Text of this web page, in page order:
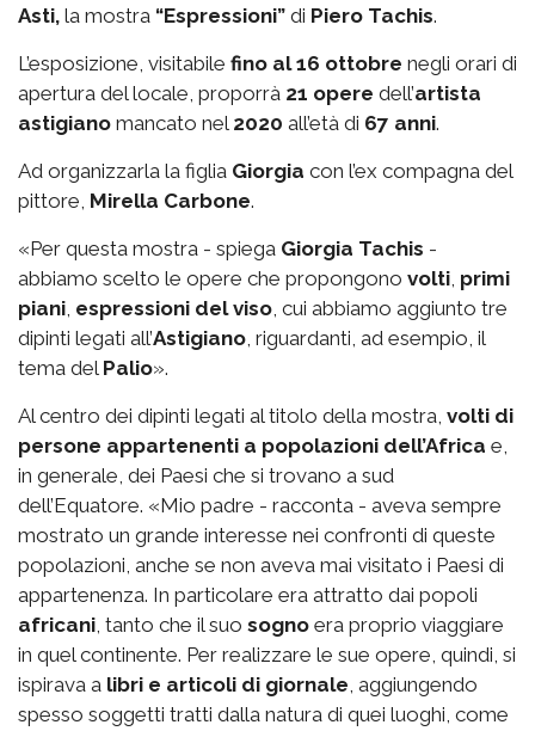
Asti, la mostra “Espressioni” di Piero Tachis.
L’esposizione, visitabile fino al 16 ottobre negli orari di
apertura del locale, proporrà 21 opere dell’artista
astigiano mancato nel 2020 all’età di 67 anni.
Ad organizzarla la figlia Giorgia con l’ex compagna del
pittore, Mirella Carbone.
«Per questa mostra - spiega Giorgia Tachis -
abbiamo scelto le opere che propongono volti, primi
piani, espressioni del viso, cui abbiamo aggiunto tre
dipinti legati all’Astigiano, riguardanti, ad esempio, il
tema del Palio».
Al centro dei dipinti legati al titolo della mostra, volti di
persone appartenenti a popolazioni dell’Africa e,
in generale, dei Paesi che si trovano a sud
dell’Equatore. «Mio padre - racconta - aveva sempre
mostrato un grande interesse nei confronti di queste
popolazioni, anche se non aveva mai visitato i Paesi di
appartenenza. In particolare era attratto dai popoli
africani, tanto che il suo sogno era proprio viaggiare
in quel continente. Per realizzare le sue opere, quindi, si
ispirava a libri e articoli di giornale, aggiungendo
spesso soggetti tratti dalla natura di quei luoghi, come